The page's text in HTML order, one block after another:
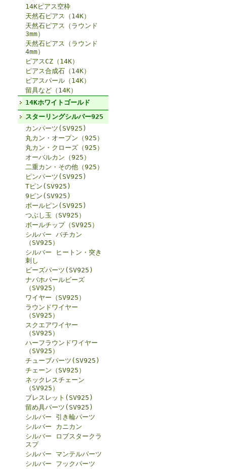
14Kピアス空枠
天然石ピアス（14K）
天然石ピアス（ラウンド
3mm）
天然石ピアス（ラウンド
4mm）
ピアスCZ（14K）
ピアス合成石（14K）
ピアスパール（14K）
留具など（14K）
14Kホワイトゴールド
スターリングシルバー925
カンパーツ(SV925)
丸カン・オープン（925）
丸カン・クローズ（925）
オーバルカン（925）
二重カン・その他（925）
ピンパーツ(SV925)
Tピン(SV925)
9ピン(SV925)
ボールピン(SV925)
つぶし玉（SV925）
ボールチップ（SV925）
シルバー バチカン
（SV925）
シルバー ヒートン・突き
刺し
ビーズパーツ(SV925)
ナバホパールビーズ
（SV925）
ワイヤー（SV925）
ラウンドワイヤー
（SV925）
スクエアワイヤー
（SV925）
ハーフラウンドワイヤー
（SV925）
チューブパーツ(SV925)
チェーン（SV925）
ネックレスチェーン
（SV925）
ブレスレット(SV925)
留め具パーツ(SV925)
シルバー 引き輪パーツ
シルバー カニカン
シルバー ロブスタークラ
スプ
シルバー マンテルパーツ
シルバー フックパーツ